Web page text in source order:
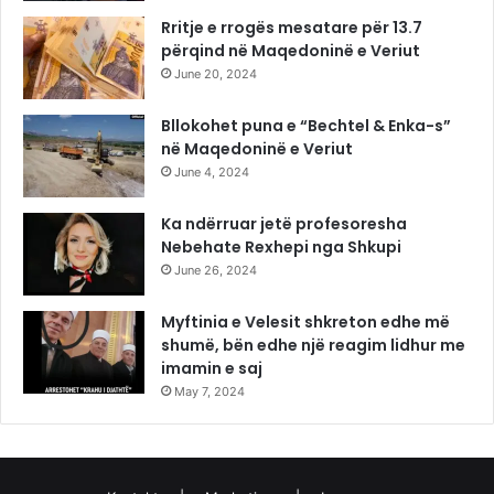
Rritje e rrogës mesatare për 13.7
përqind në Maqedoninë e Veriut
June 20, 2024
Bllokohet puna e “Bechtel & Enka-s”
në Maqedoninë e Veriut
June 4, 2024
Ka ndërruar jetë profesoresha
Nebehate Rexhepi nga Shkupi
June 26, 2024
Myftinia e Velesit shkreton edhe më
shumë, bën edhe një reagim lidhur me
imamin e saj
May 7, 2024